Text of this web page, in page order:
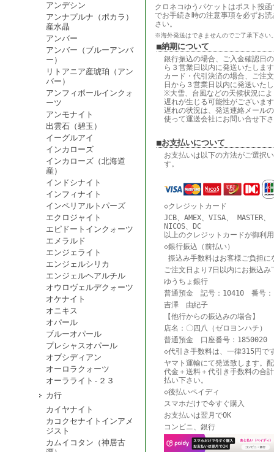
アンデシン
アンナプルナ（ポカラ）
産水晶
アンバー
アンバー（ブルーアンバ
ー）
リトアニア産琥珀（アン
バー）
アンフィボールインクォ
ーツ
アンモナイト
出雲石（碧玉）
イーグルアイ
インカローズ
インカローズ（北海道
産）
インドシナイト
インフィナイト
インペリアルトパーズ
エクロジャイト
エピドートインクォーツ
エメラルド
エンジェライト
エンジェルシリカ
エンジェルヘアルチル
オウロヴェルデクォーツ
オケナイト
オニキス
オパール
ブルーオパール
プレシャスオパール
オブシディアン
オーロラクォーツ
オーラライト-２３
カ行
カイヤナイト
カコクセナイトインアメ
ジスト
カムイコタン（神居古
クロネコゆうパケットはポスト投
でお手続き時の注意事項を必ずお
さい。
※海外発送はできませんのでご了承下さい
■納期について
銀行振込の場合、ご入金確認日
ら３営業日以内に発送いたしま
カード・代引決済の場合、ご注
日から３営業日以内に発送いた
※大雪、台風などの天候状況に
遅れが生じる可能性がございま
遅れの状況は、発送連絡メール
使って運送会社にお問い合せ下
■お支払いについて
お支払いは以下の方法がご選択
す。
◇クレジットカード
JCB、AMEX、VISA、 MASTER
NICOS、DC
以上のクレジットカードが御利
◇銀行振込（前払い）
振込み手数料はお客様ご負担に
ご注文日より7日以内にお振込み
ゆうちょ銀行
普通預金 記号：10410 番号：
吉澤 由紀子
【他行からの振込みの場合】
店名：〇四八（ゼロヨンハチ）
普通預金 口座番号：1850020
◇代引き手数料は、一律315円で
ヤマト運輸にて発送致します。
代金＋送料＋代引き手数料の合
払い下さい。
◇後払いペイディ
スマホだけで今すぐ購入
お支払いは翌月でOK
コンビニ、銀行